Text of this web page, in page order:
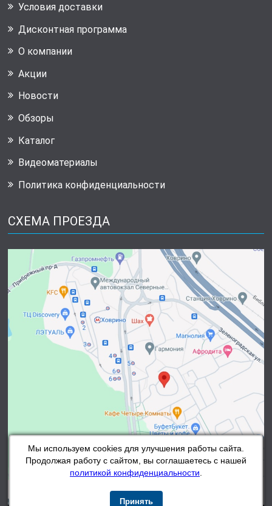
Мы используем cookies для улучшения работы сайта.
Продолжая работу с сайтом, вы соглашаетесь с нашей
политикой конфиденциальности
Принять
Условия доставки
Дисконтная программа
О компании
Акции
Новости
Обзоры
Каталог
Видеоматериалы
Политика конфиденциальности
СХЕМА ПРОЕЗДА